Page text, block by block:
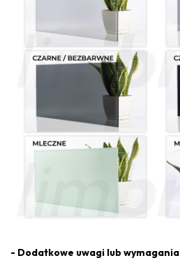
- Dodatkowe uwagi lub wymagania